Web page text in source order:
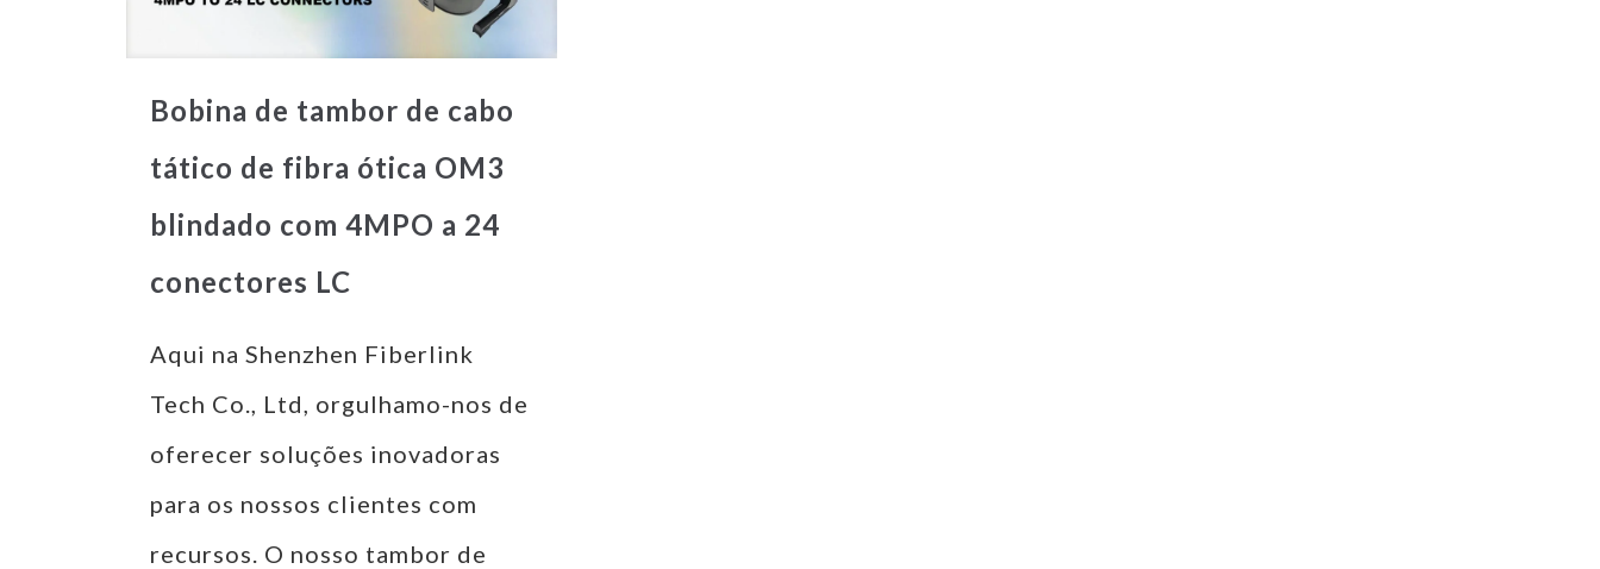
Bobina de tambor de cabo
tático de fibra ótica OM3
blindado com 4MPO a 24
conectores LC
Aqui na Shenzhen Fiberlink
Tech Co., Ltd, orgulhamo-nos de
oferecer soluções inovadoras
para os nossos clientes com
recursos. O nosso tambor de